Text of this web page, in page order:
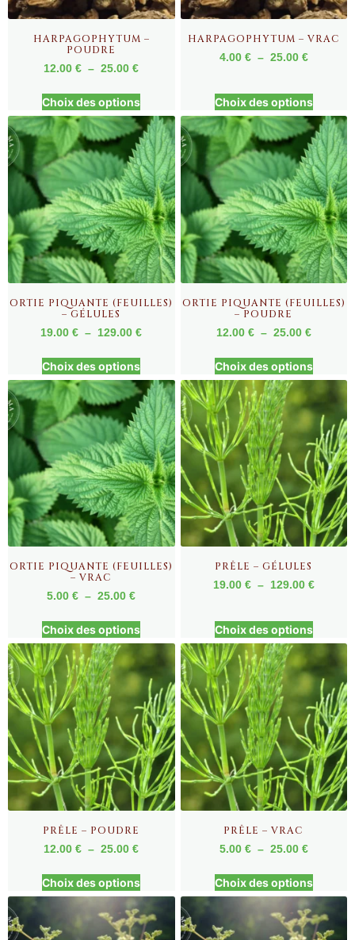
HARPAGOPHYTUM –
POUDRE
12.00€ – 25.00€
Choix des options
HARPAGOPHYTUM – VRAC
4.00 € – 25.00 €
Choix des options
ORTIE PIQUANTE (FEUILLES)
– GÉLULES
19.00€ – 129.00€
Choix des options
ORTIE PIQUANTE (FEUILLES)
– POUDRE
12.00 € – 25.00 €
Choix des options
ORTIE PIQUANTE (FEUILLES)
– VRAC
5.00€ – 25.00€
Choix des options
PRÊLE – GÉLULES
19.00 € – 129.00 €
Choix des options
PRÊLE – POUDRE
12.00€ – 25.00€
Choix des options
PRÊLE – VRAC
5.00 € – 25.00 €
Choix des options